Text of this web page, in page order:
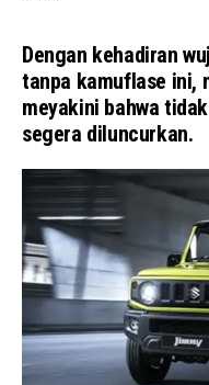
Dengan kehadiran
tanpa kamuflase ini,
meyakini bahwa
segera diluncurkan.